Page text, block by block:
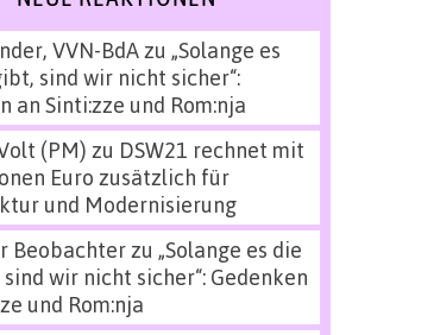
VVN-BdAzu „Solange es
sind wir nicht sicher“:
an Sinti:zze und Rom:nja
(PM) zu DSW21 rechnet mit
Euro zusätzlich für
und Modernisierung
Beobachterzu „Solange es die
wir nicht sicher“: Gedenken
und Rom:nja